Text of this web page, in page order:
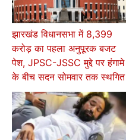
झारखंड विधानसभा में 8,399
करोड़ का पहला अनुपूरक बजट
पेश, JPSC-JSSC मुद्दे पर हंगामे
के बीच सदन सोमवार तक स्थगित